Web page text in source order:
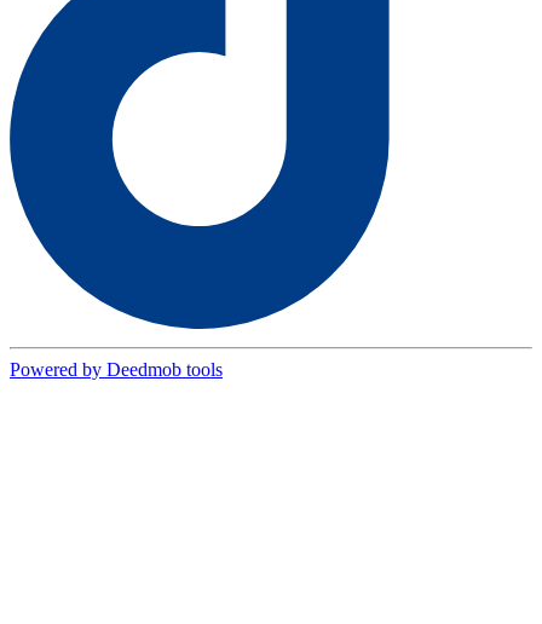
Powered by Deedmob tools